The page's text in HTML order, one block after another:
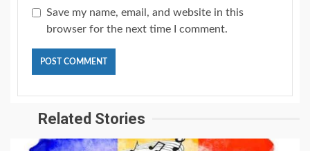
Save my name, email, and website in this
browser for the next time I comment.
Related Stories